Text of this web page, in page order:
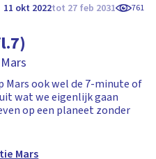
11 okt 2022tot 27 feb 2031 761
Mars ook wel de 7-minute of
wat we eigenlijk gaan
op een planeet zonder
Mars